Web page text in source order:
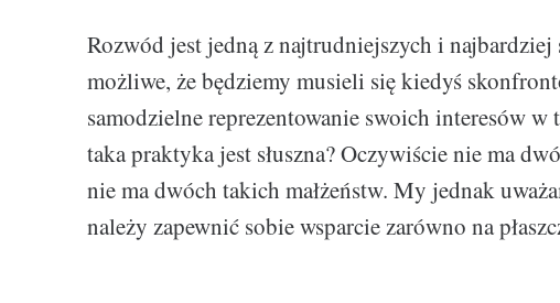
Rozwód jest jedną z najtrudniejszych i
możliwe, że będziemy musieli się kiedyś
samodzielne reprezentowanie swoich interesów
taka praktyka jest słuszna? Oczywiście nie ma
nie ma dwóch takich małżeństw. My jednak
należy zapewnić sobie wsparcie zarówno na